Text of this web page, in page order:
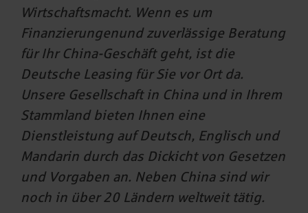
Wirtschaftsmacht. Wenn es um
Finanzierungenund zuverlässige Beratung
für Ihr China-Geschäft geht, ist die
Deutsche Leasing für Sie vor Ort da.
Unsere Gesellschaft in China und in Ihrem
Stammland bieten Ihnen eine
Dienstleistung auf Deutsch, Englisch und
Mandarin durch das Dickicht von Gesetzen
und Vorgaben an. Neben China sind wir
noch in über 20 Ländern weltweit tätig.